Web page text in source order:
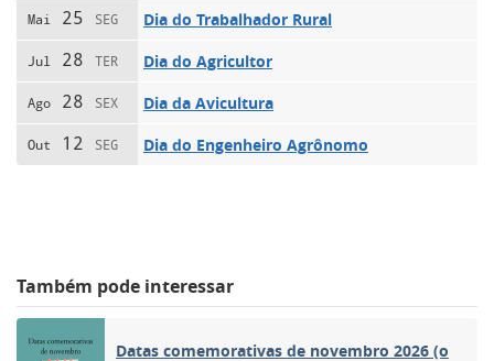
Mai 25 SEG Dia do Trabalhador Rural
Jul 28 TER Dia do Agricultor
Ago 28 SEX Dia da Avicultura
Out 12 SEG Dia do Engenheiro Agrônomo
Também pode interessar
Datas comemorativas de novembro 2026 (o